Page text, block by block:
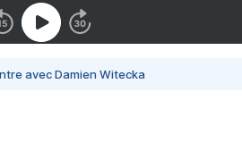
avec Damien Witecka